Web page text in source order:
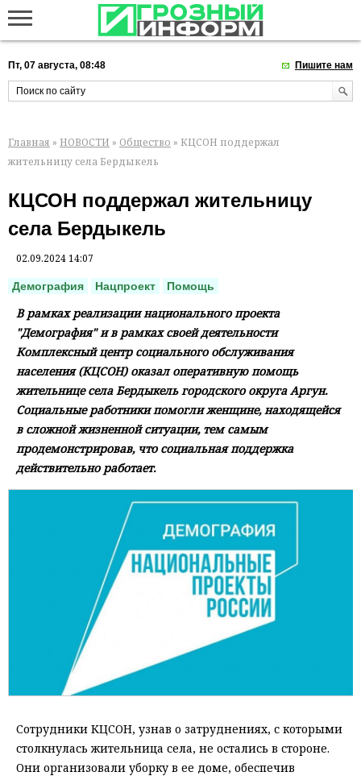
Пт, 07 августа, 08:48 Пишите нам
Главная » НОВОСТИ » Общество » КЦСОН поддержал
жительницу села Бердыкель
КЦСОН поддержал жительницу
села Бердыкель
02.09.2024 14:07
Демография Нацпроект Помощь
В рамках реализации национального проекта
"Демография" и в рамках своей деятельности
Комплексный центр социального обслуживания
населения (КЦСОН) оказал оперативную помощь
жительнице села Бердыкель городского округа Аргун.
Социальные работники помогли женщине, находящейся
в сложной жизненной ситуации, тем самым
продемонстрировав, что социальная поддержка
действительно работает.
Сотрудники КЦСОН, узнав о затруднениях, с которыми
столкнулась жительница села, не остались в стороне.
Они организовали уборку в ее доме, обеспечив